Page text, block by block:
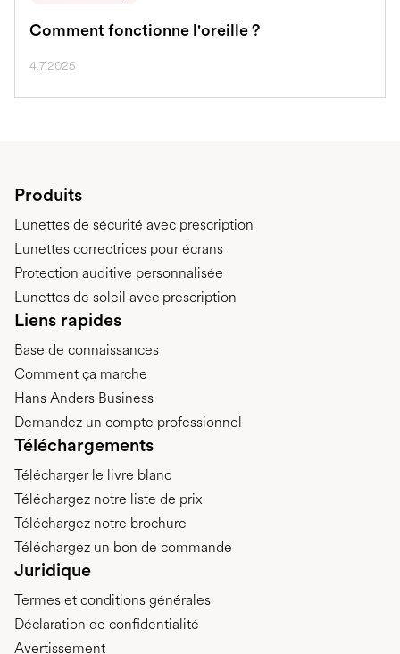
Comment fonctionne l'oreille ?
4.7.2025
Produits
Lunettes de sécurité avec prescription
Lunettes correctrices pour écrans
Protection auditive personnalisée
Lunettes de soleil avec prescription
Liens rapides
Base de connaissances
Comment ça marche
Hans Anders Business
Demandez un compte professionnel
Téléchargements
Télécharger le livre blanc
Téléchargez notre liste de prix
Téléchargez notre brochure
Téléchargez un bon de commande
Juridique
Termes et conditions générales
Déclaration de confidentialité
Avertissement